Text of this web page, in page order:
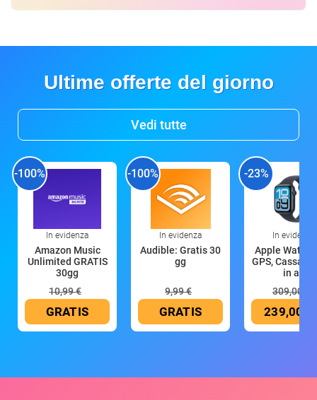
Ultime offerte del giorno
Vedi tutte
-100%
In evidenza
Amazon Music
Unlimited GRATIS
30gg
10,99 €
GRATIS
-100%
In evidenza
Audible: Gratis 30
gg
9,99 €
GRATIS
-23%
In evidenza
Apple Watch
GPS, Cassa
in all
309,00 €
239,00 €